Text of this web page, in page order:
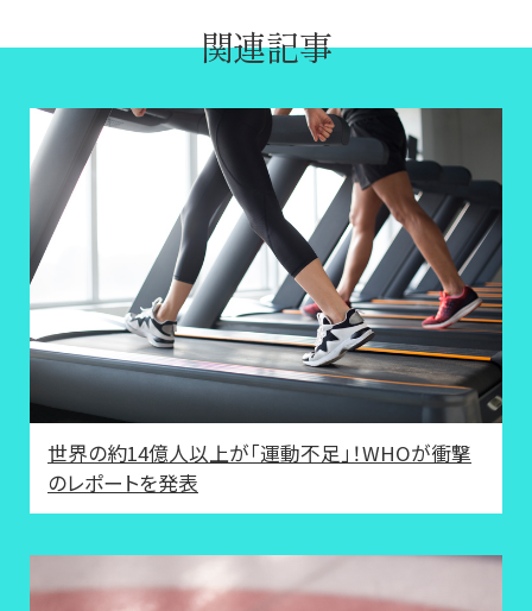
関連記事
世界の約14億人以上が「運動不足」！WHOが衝撃
のレポートを発表